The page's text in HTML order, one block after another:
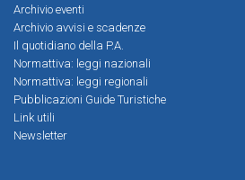
Archivio eventi
Archivio avvisi e scadenze
Il quotidiano della P.A.
Normattiva: leggi nazionali
Normattiva: leggi regionali
Pubblicazioni Guide Turistiche
Link utili
Newsletter